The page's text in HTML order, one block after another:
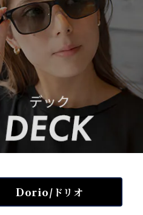
Dorio/ドリオ